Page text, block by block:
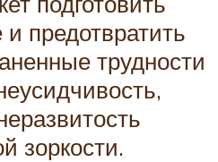
предотвратить
трудности
зоркости.